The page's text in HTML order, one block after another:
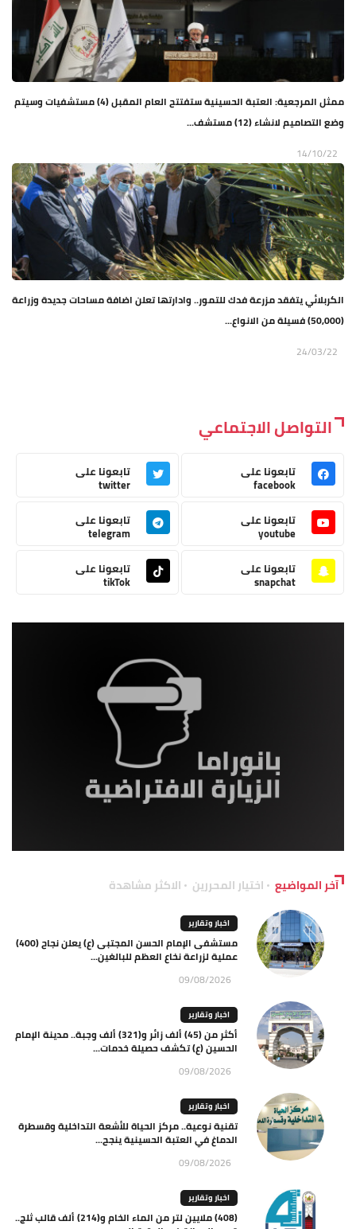
ممثل المرجعية: العتبة الحسينية ستفتتح العام المقبل (4) مستشفيات وسيتم
وضع التصاميم لانشاء (12) مستشف...
14/10/22
الكربلائي يتفقد مزرعة فدك للتمور.. وادارتها تعلن اضافة مساحات جديدة وزراعة
(50,000) فسيلة من الانواع...
24/03/22
التواصل الاجتماعي
تابعونا على
facebook
تابعونا على
twitter
تابعونا على
youtube
تابعونا على
telegram
تابعونا على
snapchat
تابعونا على
tikTok
آخر المواضيع اختيار المحررين الاكثر مشاهدة
اخبار وتقارير
مستشفى الإمام الحسن المجتبى (ع) يعلن نجاح (400)
عملية لزراعة نخاع العظم للبالغين...
09/08/2026
اخبار وتقارير
أكثر من (45) ألف زائر و(321) ألف وجبة.. مدينة الإمام
الحسين (ع) تكشف حصيلة خدمات...
09/08/2026
اخبار وتقارير
تقنية نوعية.. مركز الحياة للأشعة التداخلية وقسطرة
الدماغ في العتبة الحسينية ينجح...
09/08/2026
اخبار وتقارير
(408) ملايين لتر من الماء الخام و(214) ألف قالب ثلج..